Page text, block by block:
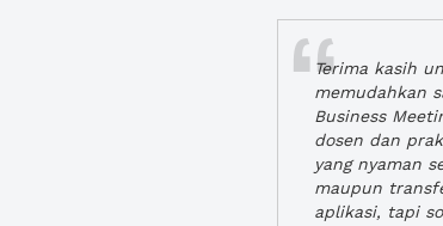
Terima kasih
memudahkan
Business
dosen dan
yang nyaman
maupun
aplikasi, tapi